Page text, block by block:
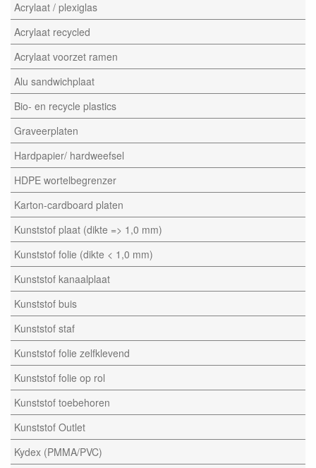
Acrylaat / plexiglas
Acrylaat recycled
Acrylaat voorzet ramen
Alu sandwichplaat
Bio- en recycle plastics
Graveerplaten
Hardpapier/ hardweefsel
HDPE wortelbegrenzer
Karton-cardboard platen
Kunststof plaat (dikte => 1,0 mm)
Kunststof folie (dikte < 1,0 mm)
Kunststof kanaalplaat
Kunststof buis
Kunststof staf
Kunststof folie zelfklevend
Kunststof folie op rol
Kunststof toebehoren
Kunststof Outlet
Kydex (PMMA/PVC)